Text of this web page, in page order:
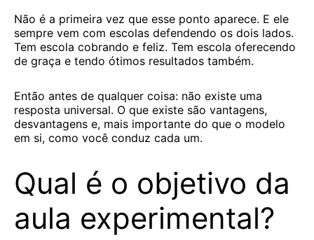
Não é a primeira vez que esse ponto aparece. E ele
sempre vem com escolas defendendo os dois lados.
Tem escola cobrando e feliz. Tem escola oferecendo
de graça e tendo ótimos resultados também.
Então antes de qualquer coisa: não existe uma
resposta universal. O que existe são vantagens,
desvantagens e, mais importante do que o modelo
em si, como você conduz cada um.
Qual é o objetivo da
aula experimental?